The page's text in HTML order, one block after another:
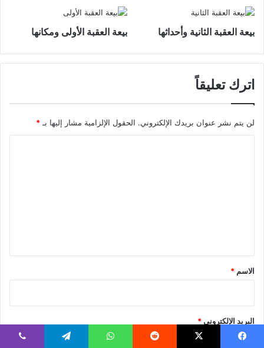
بيعة العقبة الثانية وأحداثها بيعة العقبة الأولى ومكانها
اترك تعليقاً
لن يتم نشر عنوان بريدك الإلكتروني. الحقول الإلزامية مشار إليها بـ *
*
الاسم *
البريد الإلكتروني*